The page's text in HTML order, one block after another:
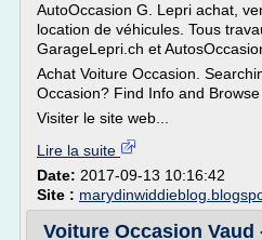
AutoOccasion G. Lepri achat,
location de véhicules. Tous
GarageLepri.ch et
Achat Voiture Occasion.
Occasion? Find Info and Browse
Visiter le site web...
Lire la suite
Date: 2017-09-13 10:16:42
Site :
Voiture Occasion